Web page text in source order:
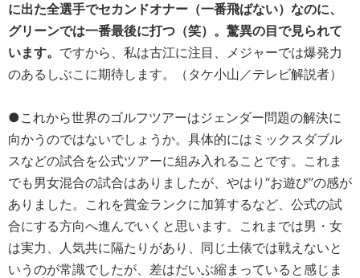
に出た全選手でセカンドオナー（一番飛ばない）なのに、
グリーンでは一番最後に打つ（笑）。驚異の目で見られて
います。 ですから、私は古江に注目、メジャーでは爆発力
のあるしぶこに期待します。（タケ小山／テレビ解説者）
●これから世界のゴルフツアーはジェンダー問題の解決に
向かうのではないでしょうか。具体的にはミックスダブル
スなどの試合を公式ツアーに組み入れることです。これま
でも男女混合の試合はありましたが、やはり“お遊び”の感が
ありました。これを賞金ランクに加算するなど、公式の試
合にする方向へ進んでいくと思います。これまでは男・女
は実力、人気共に隔たりがあり、同じ土俵では戦えないと
いうのが常識でしたが、差はだいぶ縮まっていると感じま